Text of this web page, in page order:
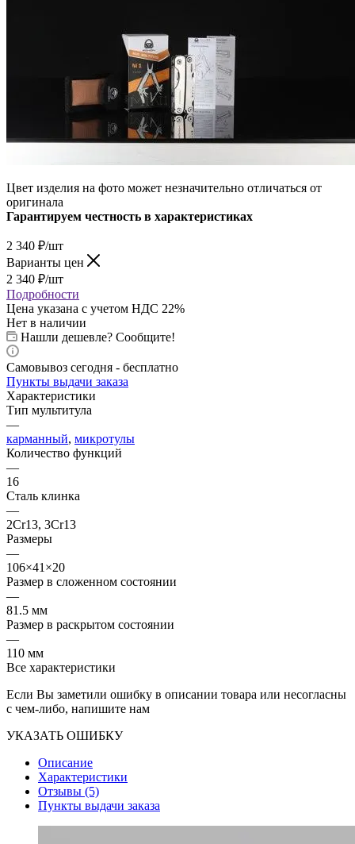
Цвет изделия на фото может незначительно отличаться от
оригинала
Гарантируем честность в характеристиках
2 340 ₽/шт
Варианты цен
2 340 ₽/шт
Подробности
Цена указана с учетом НДС 22%
Нет в наличии
Нашли дешевле? Сообщите!
Самовывоз сегодня - бесплатно
Пункты выдачи заказа
Характеристики
Тип мультитула
—
карманный, микротулы
Количество функций
—
16
Сталь клинка
—
2Cr13, 3Cr13
Размеры
—
106×41×20
Размер в сложенном состоянии
—
81.5 мм
Размер в раскрытом состоянии
—
110 мм
Все характеристики
Если Вы заметили ошибку в описании товара или несогласны
с чем-либо, напишите нам
УКАЗАТЬ ОШИБКУ
Описание
Характеристики
Отзывы (5)
Пункты выдачи заказа